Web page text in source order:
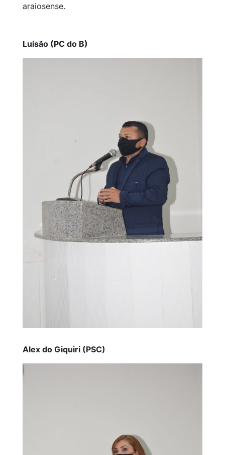
araiosense.
Luisão (PC do B)
Alex do Giquiri (PSC)